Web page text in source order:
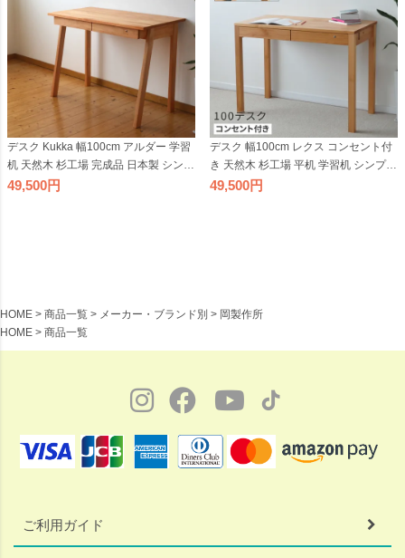
デスク Kukka 幅100cm アルダー 学習
机 天然木 杉工場 完成品 日本製 シンプ
ル コンパクト ナチュラル 引出し付き
49,500
デスク 幅100cm レクス コンセント付
き 天然木 杉工場 平机 学習机 シンプル
引出し付きリビング学習 抽斗付き ア
49,500
HOME 商品一覧 メーカー・ブランド別
岡製作所
HOME
商品一覧
ご利用ガイド